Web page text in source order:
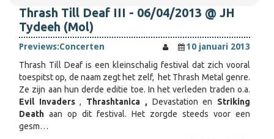
Thrash Till Deaf III - 06/04/2013 @ JH
Tydeeh (Mol)
Previews:Concerten
10 januari 2013
Thrash Till Deaf is een kleinschalig festival dat zich vooral
toespitst op, de naam zegt het zelf, het Thrash Metal genre.
Ze zijn aan hun derde editie toe. In het verleden traden o.a.
Evil Invaders, Thrashtanica , Devastation en Striking
Death aan op dit festival. Het zorgde steeds voor een
gesm…